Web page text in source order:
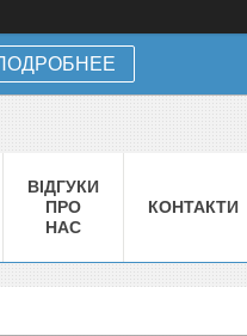
ВІДГУКИ
ПРО
НАС
КОНТАКТИ